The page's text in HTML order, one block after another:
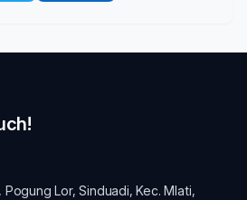
Lor, Sinduadi, Kec. Mlati,